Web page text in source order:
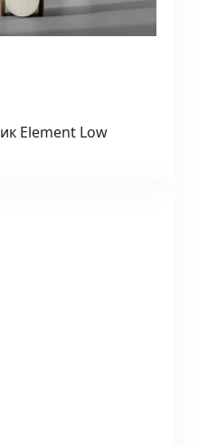
Element Low